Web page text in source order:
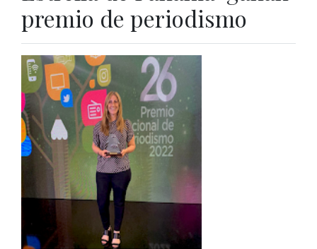
premio de periodismo